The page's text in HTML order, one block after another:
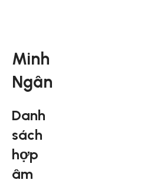
Minh
Ngân
Danh
sách
hợp
âm